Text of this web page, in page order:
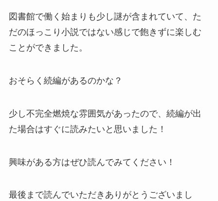
図書館で働く始まりも少し謎が含まれていて、た
だのほっこり小説ではない感じで飽きずに楽しむ
ことができました。
おそらく続編があるのかな？
少し不完全燃焼な雰囲気があったので、続編が出
た場合はすぐに読みたいと思いました！
興味がある方はぜひ読んでみてください！
最後まで読んでいただきありがとうございまし